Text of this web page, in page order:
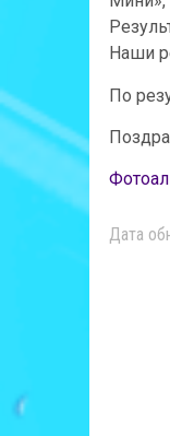
Наши
По
Дата